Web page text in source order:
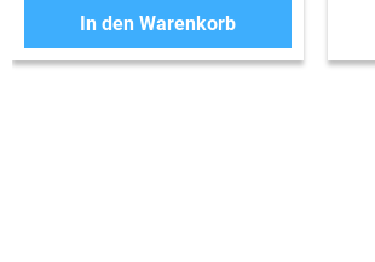
In den Warenkorb